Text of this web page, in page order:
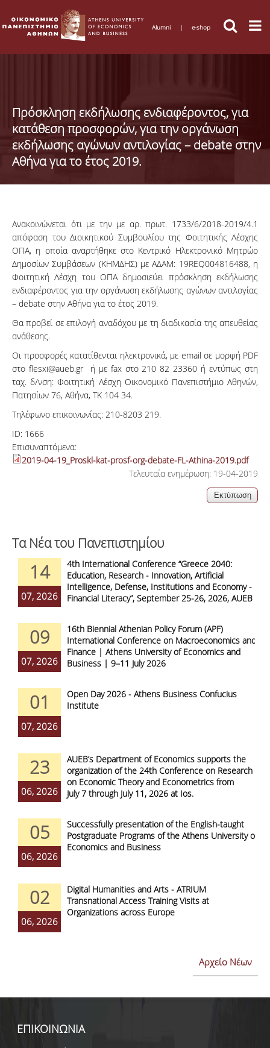
Alumni | e-shop
Πρόσκληση εκδήλωσης ενδιαφέροντος, για
κατάθεση προσφορών, για την οργάνωση
εκδήλωσης αγώνων αντιλογίας – debate στην
Αθήνα για το έτος 2019.
Ανακοινώνεται ότι με την με αρ. πρωτ. 1733/6/2018-2019/4.1
απόφαση του Διοικητικού Συμβουλίου της Φοιτητικής Λέσχης
ΟΠΑ, η οποία αναρτήθηκε στο Κεντρικό Ηλεκτρονικό Μητρώο
Δημοσίων Συμβάσεων (ΚΗΜΔΗΣ) με ΑΔΑΜ: 19REQ004816488, η
Φοιτητική Λέσχη του ΟΠΑ δημοσιεύει πρόσκληση εκδήλωσης
ενδιαφέροντος για την οργάνωση εκδήλωσης αγώνων αντιλογίας
– debate στην Αθήνα για το έτος 2019.
Θα προβεί σε επιλογή αναδόχου με τη διαδικασία της απευθείας
ανάθεσης.
Οι προσφορές κατατίθενται ηλεκτρονικά, με email σε μορφή PDF
στο flesxi@aueb.gr ή με fax στο 210 82 23360 ή εντύπως στη
ταχ. δ/νση: Φοιτητική Λέσχη Οικονομικό Πανεπιστήμιο Αθηνών,
Πατησίων 76, Αθήνα, ΤΚ 104 34.
Τηλέφωνο επικοινωνίας: 210-8203 219.
ID: 1666
Επισυναπτόμενα:
2019-04-19_Proskl-kat-prosf-org-debate-FL-Athina-2019.pdf
Τελευταία ενημέρωση: 19-04-2019
Τα Νέα του Πανεπιστημίου
14
07, 2026
4th International Conference “Greece 2040:
Education, Research - Innovation, Artificial
Intelligence, Defense, Institutions and Economy -
Financial Literacy”, September 25-26, 2026, AUEB
09
07, 2026
16th Biennial Athenian Policy Forum (APF)
International Conference on Macroeconomics and
Finance | Athens University of Economics and
Business | 9–11 July 2026
01
07, 2026
Open Day 2026 - Athens Business Confucius
Institute
23
06, 2026
AUEB’s Department of Economics supports the
organization of the 24th Conference on Research
on Economic Theory and Econometrics from
July 7 through July 11, 2026 at Ios.
05
06, 2026
Successfully presentation of the English-taught
Postgraduate Programs of the Athens University of
Economics and Business
02
06, 2026
Digital Humanities and Arts - ATRIUM
Transnational Access Training Visits at
Organizations across Europe
Αρχείο Νέων
ΕΠΙΚΟΙΝΩΝΙΑ